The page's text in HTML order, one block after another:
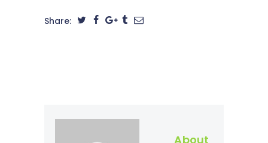
Share:
About